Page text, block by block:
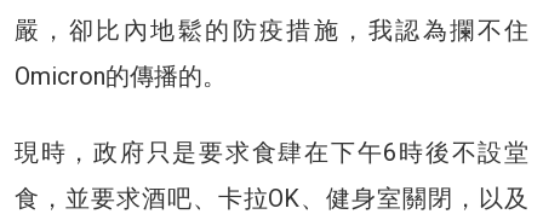
嚴，卻比內地鬆的防疫措施，我認為攔不住
Omicron的傳播的。
現時，政府只是要求食肆在下午6時後不設堂
食，並要求酒吧、卡拉OK、健身室關閉，以及